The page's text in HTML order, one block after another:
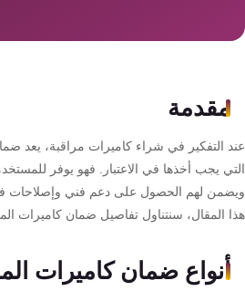
مقدمة
التفكير في شراء كاميرات مراقبة، يعد
يجب أخذها في الاعتبار. فهو يوفر
لهم الحصول على دعم فني وإصلاحات
المقال، سنتناول تفاصيل ضمان كاميرات
أنواع ضمان كاميرات
هوم
سيستم
حلول
للشركات